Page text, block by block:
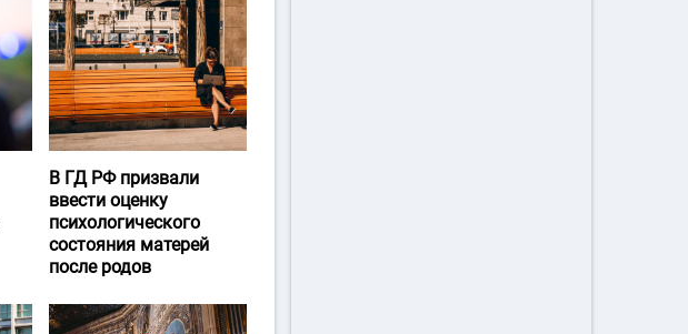
В ГД РФ призвали
ввести оценку
психологического
состояния матерей
после родов